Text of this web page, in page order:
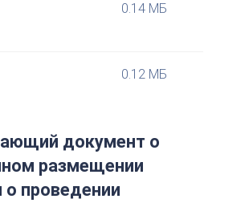
0.14 МБ
0.12 МБ
документ о
размещении
о проведении